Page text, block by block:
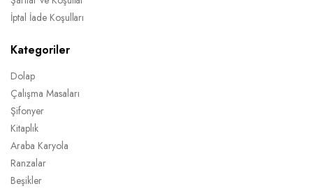
İptal İade Koşulları
Kategoriler
Dolap
Çalışma Masaları
Şifonyer
Kitaplık
Araba Karyola
Ranzalar
Beşikler